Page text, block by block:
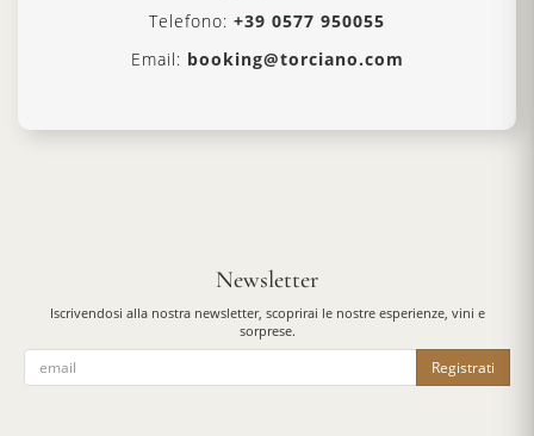
Telefono: +39 0577 950055
Email: booking@torciano.com
Newsletter
Iscrivendosi alla nostra newsletter, scoprirai le nostre esperienze, vini e
sorprese.
Registrati